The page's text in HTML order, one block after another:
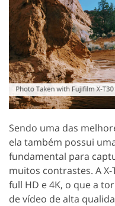
Sendo uma das
ela também possui
fundamental para
muitos contrastes. A
full HD e 4K, o que a
de vídeo de alta